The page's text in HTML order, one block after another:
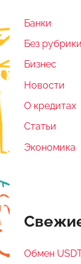
Банки
Без рубрики
Бизнес
Новости
О кредитах
Статьи
Экономика
Обмен